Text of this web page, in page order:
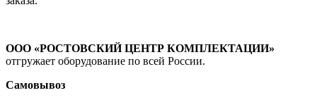
ООО «РОСТОВСКИЙ ЦЕНТР КОМПЛЕКТАЦИИ»
отгружает оборудование по всей России.
Самовывоз